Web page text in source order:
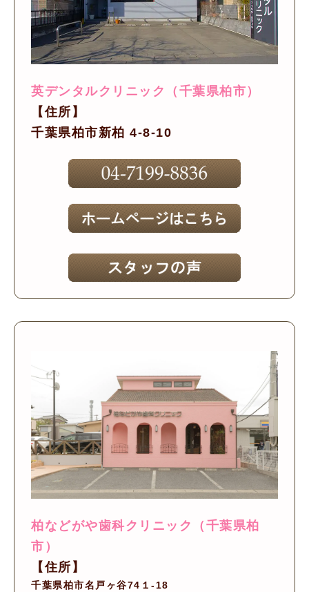
英デンタルクリニック（千葉県柏市）
【住所】
千葉県柏市新柏 4-8-10
柏などがや歯科クリニック（千葉県柏
市）
【住所】
千葉県柏市名戸ヶ谷74１-18